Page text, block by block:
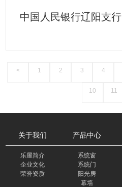
中国人民银行辽阳支行
< 1 2 3 4
10 11
关于我们
乐屋简介
企业文化
荣誉资质
产品中心
系统窗
系统门
阳光房
幕墙